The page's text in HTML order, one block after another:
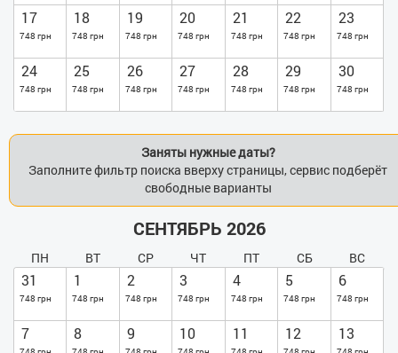
17
748 грн
18
748 грн
19
748 грн
20
748 грн
21
748 грн
22
748 грн
23
748 грн
24
748 грн
25
748 грн
26
748 грн
27
748 грн
28
748 грн
29
748 грн
30
748 грн
Заняты нужные даты?
Заполните фильтр поиска вверху страницы, сервис подберёт
свободные варианты
СЕНТЯБРЬ 2026
ПН ВТ СР ЧТ ПТ СБ ВС
31
748 грн
1
748 грн
2
748 грн
3
748 грн
4
748 грн
5
748 грн
6
748 грн
7 8 9 10 11 12 13